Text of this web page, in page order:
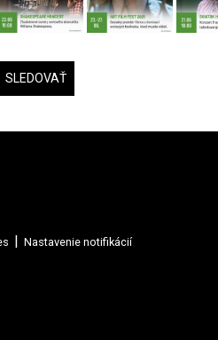
SLEDOVAŤ
Nastavenie notifikácií